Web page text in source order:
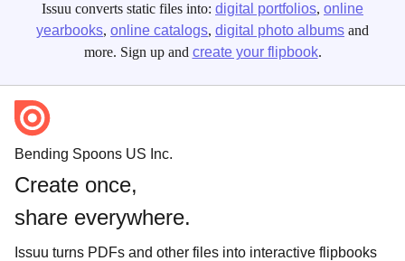
Issuu converts static files into: digital portfolios online
yearbooks online catalogs digital photo albums and
more. Sign up and create your flipbook.
Bending Spoons US Inc.
Create once,
share everywhere.
Issuu turns PDFs and other files into interactive flipbooks